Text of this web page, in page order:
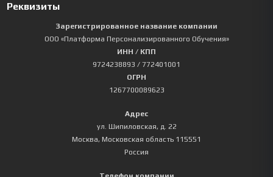
Реквизиты
Зарегистрированное название компании
ООО «Платформа Персонализированного Обучения»
ИНН / КПП
9724238893 / 772401001
ОГРН
1267700089623
Адрес
ул. Шипиловская, д. 22
Москва, Московская область 115551
Россия